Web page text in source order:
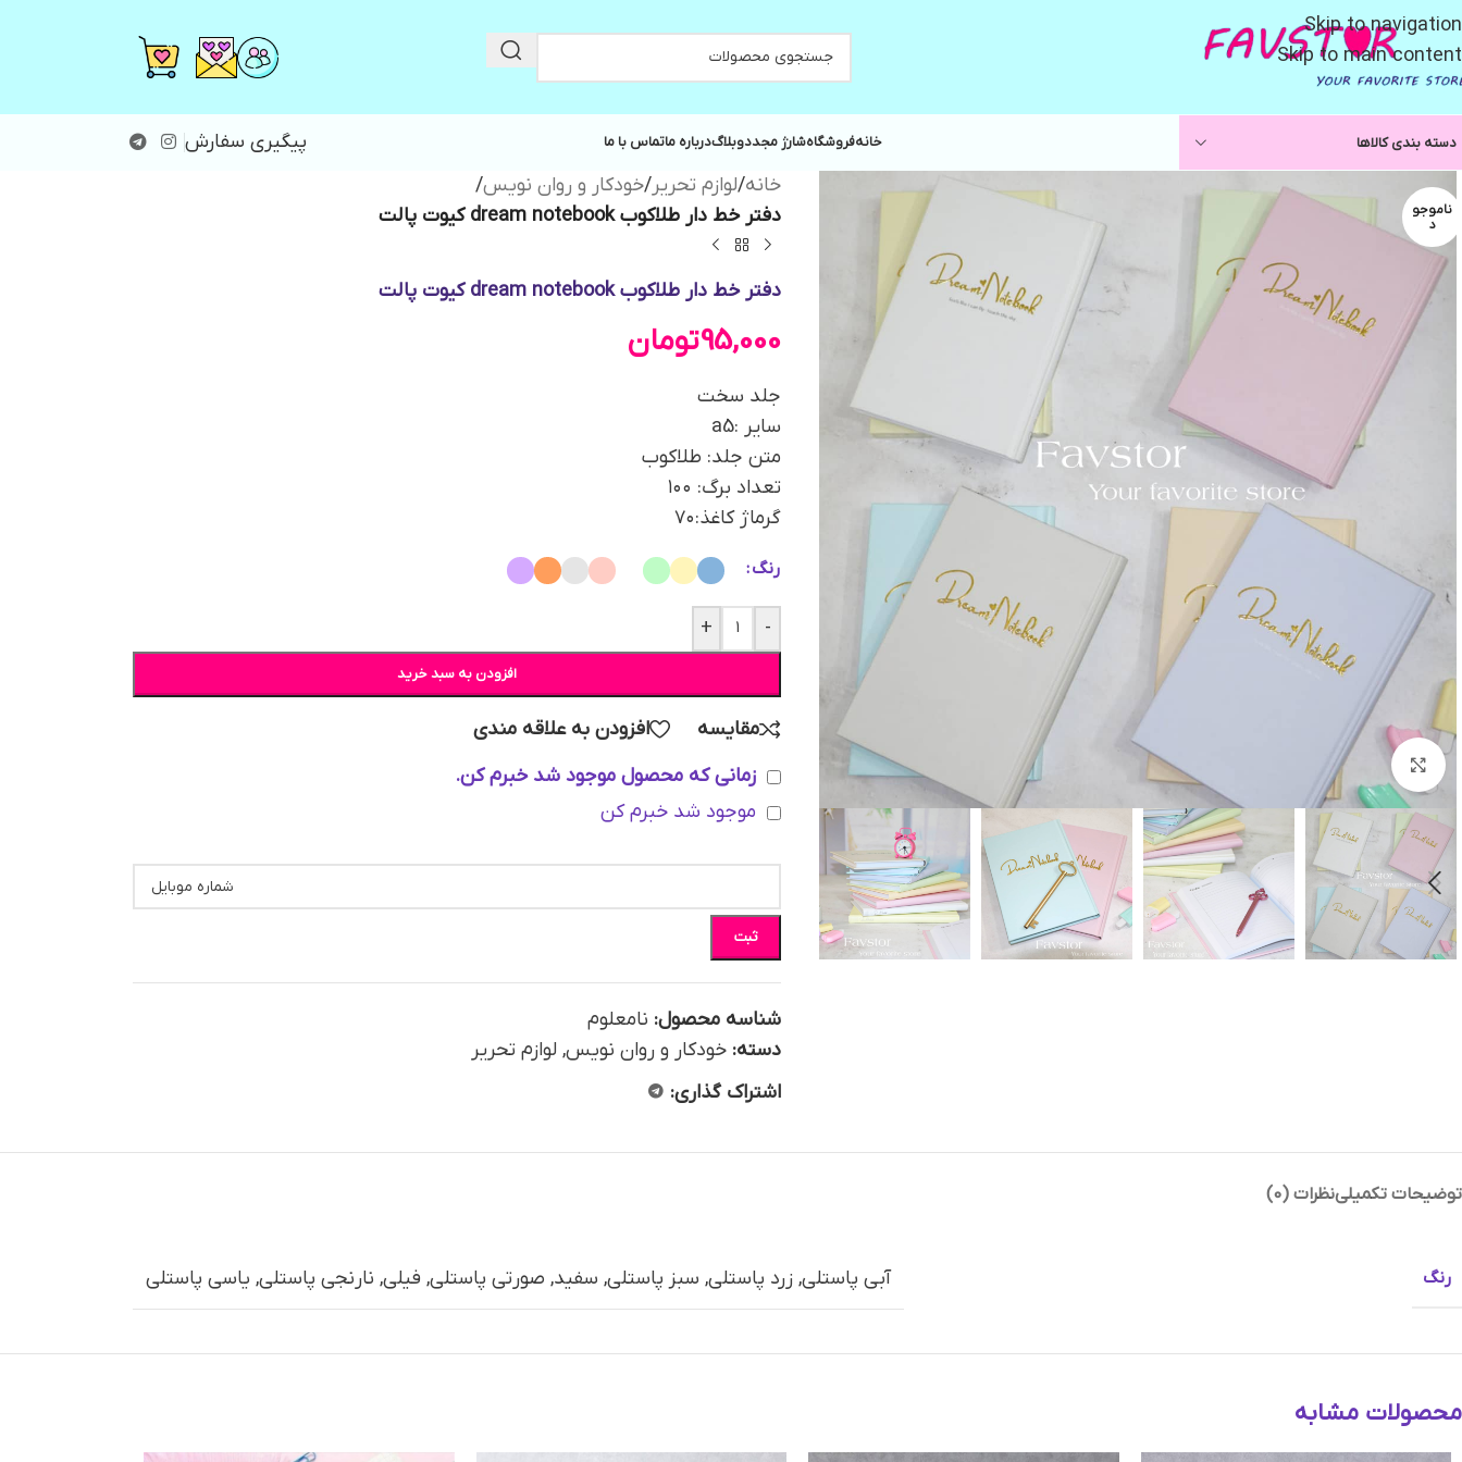
Skip to navigation
Skip to main content
دسته بندی کالاها خانهفروشگاهشارژ مجددوبلاگدرباره ماتماس با ما پیگیری سفارش
ناموجو
د
بزرگنمایی تصویر
خانه/لوازم تحریر/خودکار و روان نویس/
دفتر خط دار طلاکوب dream notebook کیوت پالت
دفتر خط دار طلاکوب dream notebook کیوت پالت
95,000تومان
جلد سخت
سایر :a5
متن جلد: طلاکوب
تعداد برگ: ۱۰۰
گرماژ کاغذ:۷۰
رنگ
-
+
افزودن به سبد خرید
مقایسه
افزودن به علاقه مندی
زمانی که محصول موجود شد خبرم کن.
موجود شد خبرم کن
ثبت
شناسه محصول: نامعلوم
دسته: خودکار و روان نویس, لوازم تحریر
اشتراک گذاری:
توضیحات تکمیلینظرات (0)
رنگ آبی پاستلی, زرد پاستلی, سبز پاستلی, سفید, صورتی پاستلی, فیلی, نارنجی پاستلی, یاسی پاستلی
محصولات مشابه
Instagram
Telegram